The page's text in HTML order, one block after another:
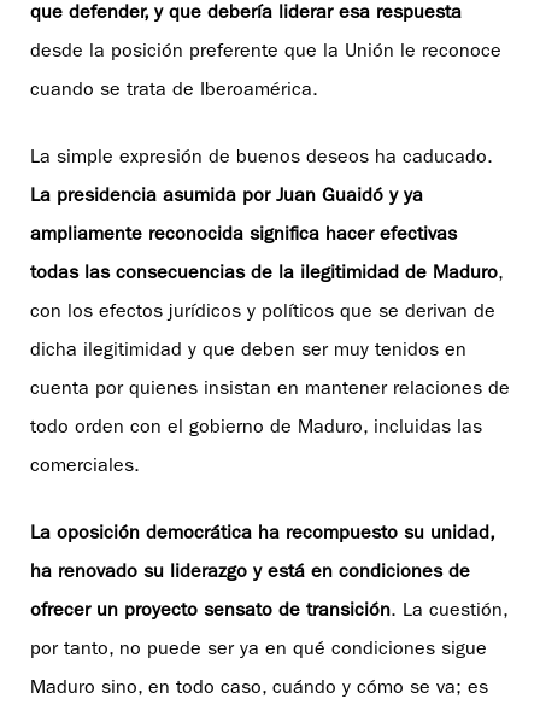
que defender, y que debería liderar esa respuesta
desde la posición preferente que la Unión le reconoce
cuando se trata de Iberoamérica.
La simple expresión de buenos deseos ha caducado.
La presidencia asumida por Juan Guaidó y ya
ampliamente reconocida significa hacer efectivas
todas las consecuencias de la ilegitimidad de Maduro,
con los efectos jurídicos y políticos que se derivan de
dicha ilegitimidad y que deben ser muy tenidos en
cuenta por quienes insistan en mantener relaciones de
todo orden con el gobierno de Maduro, incluidas las
comerciales.
La oposición democrática ha recompuesto su unidad,
ha renovado su liderazgo y está en condiciones de
ofrecer un proyecto sensato de transición. La cuestión,
por tanto, no puede ser ya en qué condiciones sigue
Maduro sino, en todo caso, cuándo y cómo se va; es